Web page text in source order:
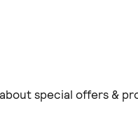
special offers &